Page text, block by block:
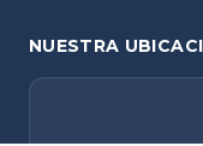
NUESTRA